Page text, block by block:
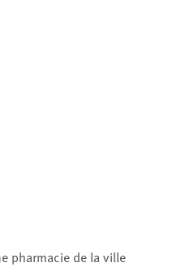
pharmacie de la ville